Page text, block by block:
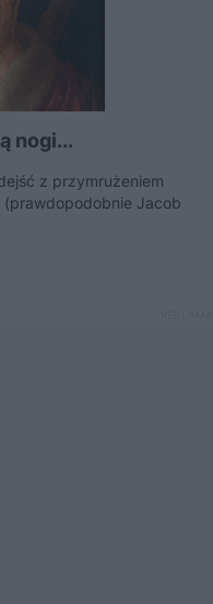
nogi...
z przymrużeniem
Jacob